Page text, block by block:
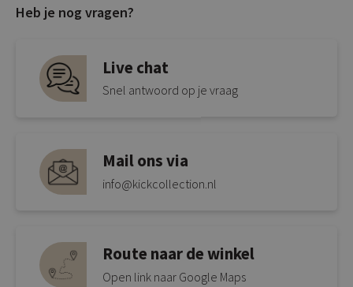
Heb je nog vragen?
Live chat
Snel antwoord op je vraag
Mail ons via
info@kickcollection.nl
Route naar de winkel
Open link naar Google Maps